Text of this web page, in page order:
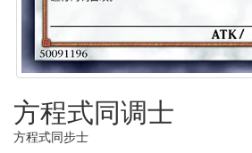
方程式同调士
方程式同步士